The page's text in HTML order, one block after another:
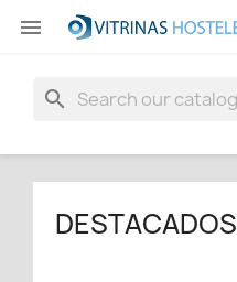

search
DESTACADOS